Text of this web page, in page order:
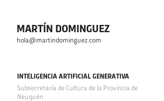
MARTÍN DOMINGUEZ
hola@martindominguez.com
INTELIGENCIA ARTIFICIAL GENERATIVA
Subsecretaría de Cultura de la Provincia de
Neuquén